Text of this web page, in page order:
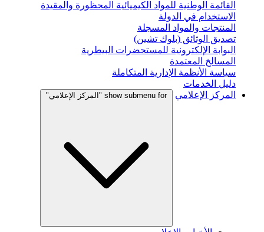
القائمة الوطنية للمواد الكيميائية المحظورة والمقيدة
الاستخدام في الدولة
المنتجات والمواد المسجلة
تصديق الوثائق (بلوك تشين)
البوابة الإلكترونية للمستحضرات البيطرية
المسالخ المعتمدة
سياسة الأنظمة الإدارية المتكاملة
دليل الخدمات
المركز الإعلامي
show submenu for "المركز الإعلامي"